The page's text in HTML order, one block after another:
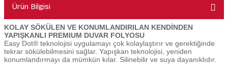
Ürün Bilgisi
KOLAY SÖKÜLEN VE KONUMLANDIRILAN KENDİNDEN
YAPIŞKANLI PREMIUM DUVAR FOLYOSU
Easy Dot® teknolojisi uygulamayı çok kolaylaştırır ve gerektiğinde
tekrar sökülebilmesini sağlar. Yapışkan teknolojisi, yeniden
konumlandırmayı da mümkün kılar. Silinebilir ve suya dayanıklıdır.